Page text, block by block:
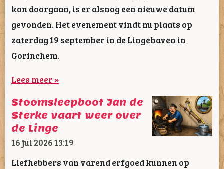
kon doorgaan, is er alsnog een nieuwe datum
gevonden. Het evenement vindt nu plaats op
zaterdag 19 september in de Lingehaven in
Gorinchem.
Lees meer »
Stoomsleepboot Jan de
Sterke vaart weer over
de Linge
16 jul 202613:19
Liefhebbers van varend erfgoed kunnen op